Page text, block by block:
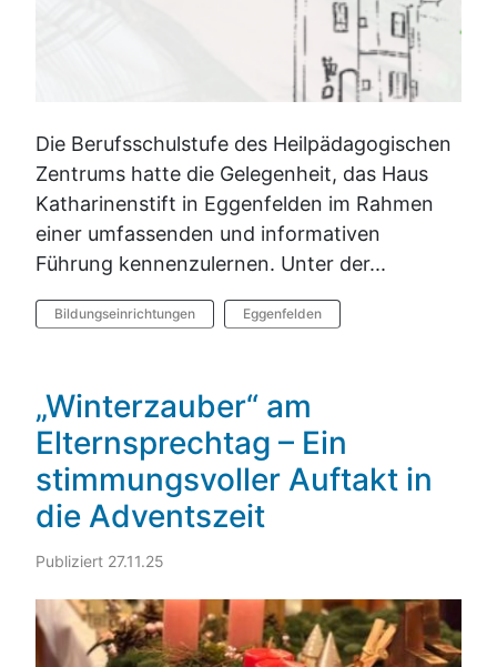
Die Berufsschulstufe des Heilpädagogischen
Zentrums hatte die Gelegenheit, das Haus
Katharinenstift in Eggenfelden im Rahmen
einer umfassenden und informativen
Führung kennenzulernen. Unter der...
Bildungseinrichtungen Eggenfelden
„Winterzauber“ am
Elternsprechtag – Ein
stimmungsvoller Auftakt in
die Adventszeit
Publiziert 27.11.25